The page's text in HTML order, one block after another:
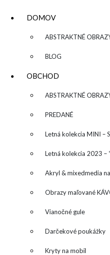
DOMOV
▼ ABSTRAKTNÉ
BLOG
OBCHOD
▼ ABSTRAKTNÉ
PREDANÉ
Letná kolekcia MINI –
fľaši
Letná kolekcia 2023 –
SUN” – “Modré slnko”
Akryl & mixedmedia
Obrazy maľované
Vianočné gule
Darčekové poukážky
Kryty na mobil
KATARÍNA
IMG_4195
byadminLeave a
Related Posts
ONLINE kurz abstraktnej
Stiahni si wallpaper
označené